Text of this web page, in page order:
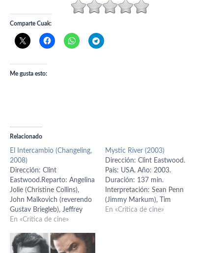
Comparte Cuak:
Me gusta esto:
Relacionado
El Intercambio (Changeling,
2008)
Dirección: Clint
Eastwood.Reparto: Angelina
Jolie (Christine Collins),
John Malkovich (reverendo
Gustav Briegleb), Jeffrey
Donovan (capitán J.J.
(Gordon Northcott), Amy
Ryan (Carol Dexter), Colm
En «Crítica de cine»
Mystic River (2003)
Dirección: Clint Eastwood.
País: USA. Año: 2003.
Duración: 137 min.
Interpretación: Sean Penn
(Jimmy Markum), Tim
Robbins (Dave Boyle), Kevin
En «Crítica de cine»